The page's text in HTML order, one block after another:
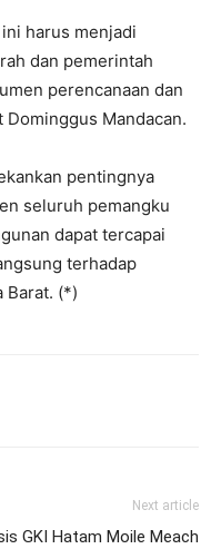
harus menjadi
dan pemerintah
perencanaan dan
Dominggus Mandacan.
pentingnya
seluruh pemangku
dapat tercapai
terhadap
Barat. (*)
Next article
GKI Hatam Moile Meach